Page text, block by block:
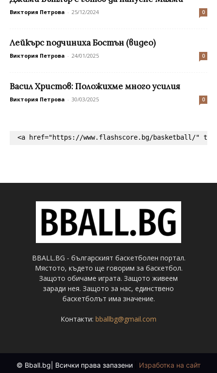
Виктория Петрова - 25/12/2024 0
Лейкърс подчиниха Бостън (видео)
Виктория Петрова - 24/01/2025 0
Васил Христов: Положихме много усилия
Виктория Петрова - 30/03/2025 0
<a href="https://www.flashscore.bg/basketball/"
BBALL.BG - българският баскетболен портал.
Мястото, където ще говорим за баскетбол.
Защото обичаме играта. Защото живеем
заради нея. Защото за нас, единствено
баскетболът има значение.
Контакти: bballbg@gmail.com
© Bball.bg| Всички права запазени Изработка на сайт